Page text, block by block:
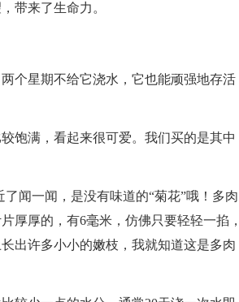
带来了生命力。
个星期不给它浇水，它也能顽强地存活
饱满，看起来很可爱。我们买的是其中
闻一闻，是没有味道的“菊花”哦！多肉
厚厚的，有6毫米，仿佛只要轻轻一掐，
出许多小小的嫩枝，我就知道这是多肉